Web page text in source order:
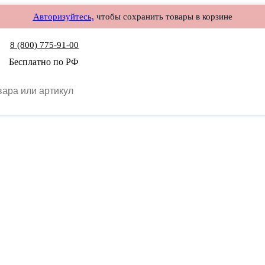
Авторизуйтесь, чтобы сохранить товары в корзине
8 (800) 775-91-00
Бесплатно по РФ